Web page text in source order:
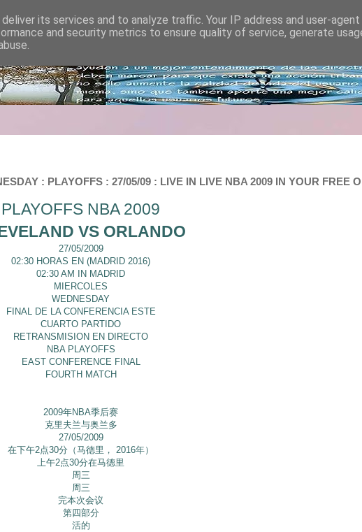
: PLAYOFFS : 27/05/09 : LIVE IN LIVE NBA 2009 IN YOUR FREE
PLAYOFFS NBA 2009
VS ORLANDO
27/05/2009
02:30 HORAS EN (MADRID 2016)
02:30 AM IN MADRID
MIERCOLES
WEDNESDAY
FINAL DE LA CONFERENCIA ESTE
CUARTO PARTIDO
RETRANSMISION EN DIRECTO
NBA PLAYOFFS
EAST CONFERENCE FINAL
FOURTH MATCH
2009年NBA季后赛
克里夫兰与奥兰多
27/05/2009
在下午2点30分（马德里， 2016年）
上午2点30分在马德里
周三
周三
完本次会议
第四部分
活的
its services and to analyze traffic. Your IP address and user-agent
and security metrics to ensure quality of service, generate